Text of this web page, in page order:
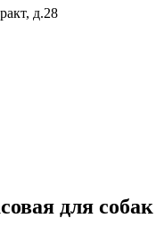
д.28
для